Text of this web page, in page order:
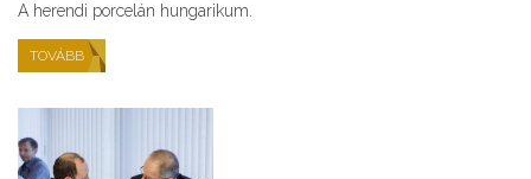
A herendi porcelán hungarikum.
TOVÁBB